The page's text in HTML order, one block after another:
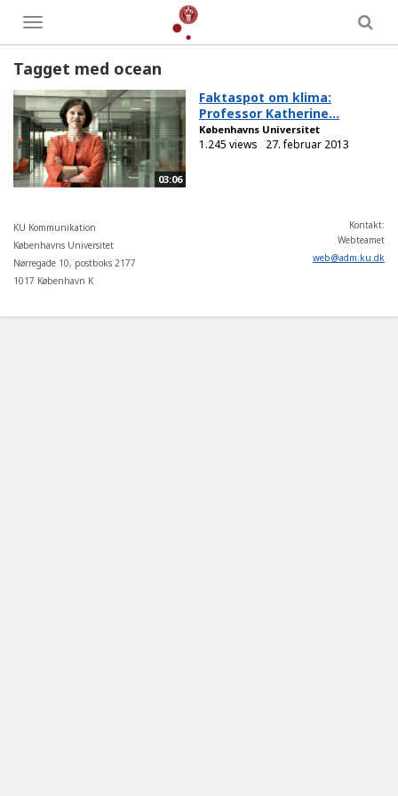
Toggle
menu
Tagget med ocean
03:06
Faktaspot om klima:
Professor Katherine...
Københavns Universitet
1.245 views 27. februar 2013
KU Kommunikation
Københavns Universitet
Nørregade 10, postboks 2177
1017 København K
Kontakt:
Webteamet
web@adm ku dk